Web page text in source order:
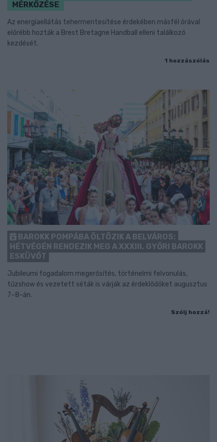
MÉRKŐZÉSE
Az energiaellátás tehermentesítése érdekében másfél órával
előrébb hozták a Brest Bretagne Handball elleni találkozó
kezdését.
1 hozzászólás
BAROKK POMPÁBA ÖLTÖZIK A BELVÁROS:
HÉTVÉGÉN RENDEZIK MEG A XXXIII. GYŐRI BAROKK
ESKÜVŐT
Jubileumi fogadalom megerősítés, történelmi felvonulás,
tűzshow és vezetett séták is várják az érdeklődőket augusztus
7–8-án.
Szólj hozzá!